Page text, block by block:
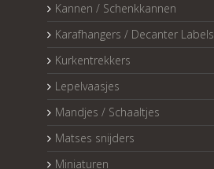
Kannen / Schenkkannen
Karafhangers / Decanter Labels
Kurkentrekkers
Lepelvaasjes
Mandjes / Schaaltjes
Matses snijders
Miniaturen